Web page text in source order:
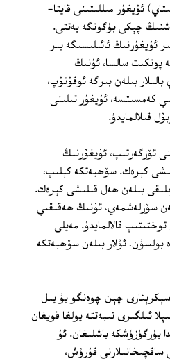
ئۇيغۇر مىللىتىنى قايتا-
چېكى بۈگۈنگە يەتتى.
ئۇيغۇرنىڭ ئائىلىسىگە بىر
پونكىت سالسا، ئۇنىڭ
بىلەن بىرگە ئوقۇتۇپ،
كەمسىتسە، ئۇيغۇر تىلىنى
قىلالمايدۇ.
ئۆزگەرتىپ، ئۇيغۇرنىڭ
كېرەك. سۆھبەتكە كېلىپ،
بىلەن ھەل قىلىشى كېرەك.
سۆزلەشمەي، ئۇنىڭ ھەقىقىي
قالالمايدۇ. مەيلى
بولسۇن، ئۇلار بىلەن سۆھبەتكە
سېكرېتارى چېن چۈەنگو بۇ يىل
ئىلگىرى تىبەتتە يولغا قويغان
يۈرگۈزۈشكە باشلىغان. ئۇ
ساقچىخانىلارنى قۇرۇش،